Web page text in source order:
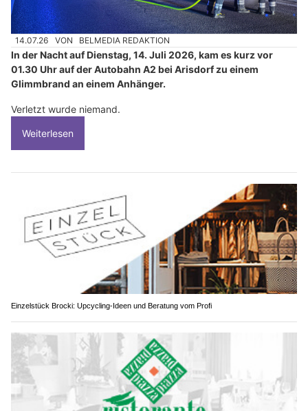
14.07.26 VON BELMEDIA REDAKTION
In der Nacht auf Dienstag, 14. Juli 2026, kam es kurz vor
01.30 Uhr auf der Autobahn A2 bei Arisdorf zu einem
Glimmbrand an einem Anhänger.
Verletzt wurde niemand.
Weiterlesen
Einzelstück Brocki: Upcycling-Ideen und Beratung vom Profi